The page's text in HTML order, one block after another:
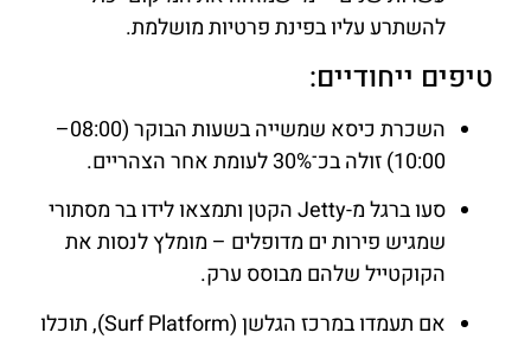
להשתרע עליו בפינת פרטיות מושלמת.
טיפים ייחודיים:
השכרת כיסא שמשייה בשעות הבוקר (08:00–
10:00) זולה בכ־30% לעומת אחר הצהריים.
סעו ברגל מ-Jetty הקטן ותמצאו לידו בר מסתורי
שמגיש פירות ים מדופלים – מומלץ לנסות את
הקוקטייל שלהם מבוסס ערק.
אם תעמדו במרכז הגלשן (Surf Platform), תוכלו